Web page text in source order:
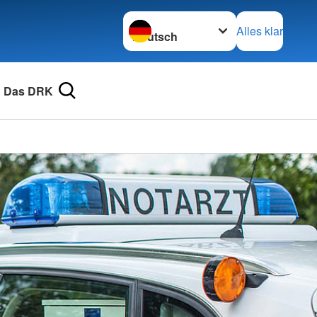
Sprache wechseln zu
Alles klar
Das DRK